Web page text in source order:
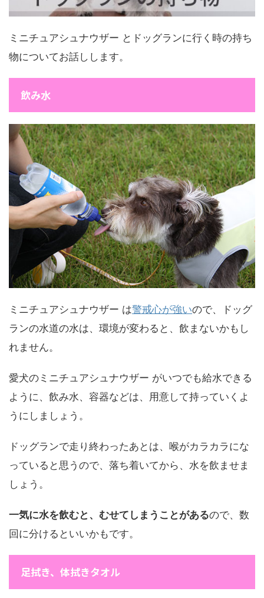
ミニチュアシュナウザー とドッグランに行く時の持ち
物についてお話しします。
飲み水
ミニチュアシュナウザー は警戒心が強いので、ドッグ
ランの水道の水は、環境が変わると、飲まないかもし
れません。
愛犬のミニチュアシュナウザー がいつでも給水できる
ように、飲み水、容器などは、用意して持っていくよ
うにしましょう。
ドッグランで走り終わったあとは、喉がカラカラにな
っていると思うので、落ち着いてから、水を飲ませま
しょう。
一気に水を飲むと、むせてしまうことがあるので、数
回に分けるといいかもです。
足拭き、体拭きタオル